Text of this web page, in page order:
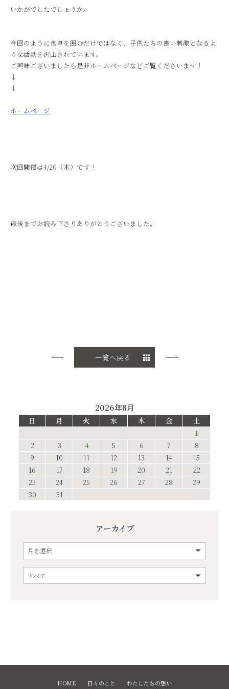
いかがでしたでしょうか。
今回のように食卓を囲むだけではなく、子供たちの良い刺激となるよ
うな活動を沢山されています。
ご興味ございましたら是非ホームページなどご覧くださいませ！
↓
↓
ホームページ
次回開催は4/20（木）です！
最後までお読み下さりありがとうございました。
一覧へ戻る
2026年8月
日 月 火 水 木 金
土
1
2
3 4 5 6 7
8
9
10 11 12 13 14
15
16
17 18 19 20 21
22
23
24 25 26 27 28
29
30
31
アーカイブ
HOME 日々のこと わたしたちの想い